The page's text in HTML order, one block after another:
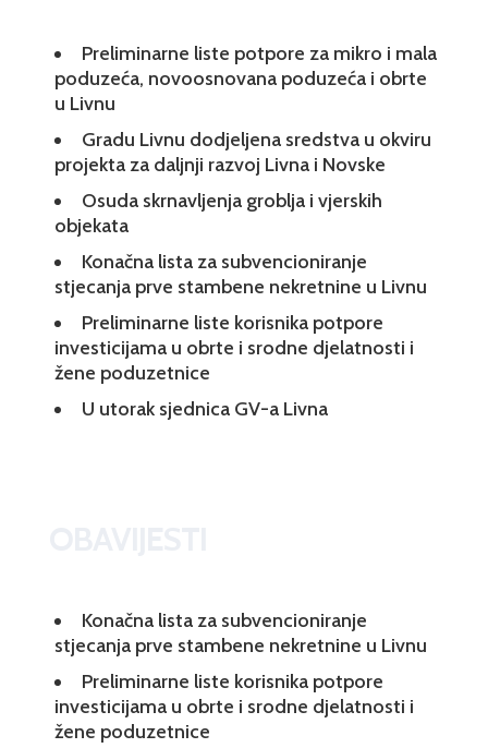
Preliminarne liste potpore za mikro i mala
poduzeća, novoosnovana poduzeća i obrte
u Livnu
Gradu Livnu dodjeljena sredstva u okviru
projekta za daljnji razvoj Livna i Novske
Osuda skrnavljenja groblja i vjerskih
objekata
Konačna lista za subvencioniranje
stjecanja prve stambene nekretnine u Livnu
Preliminarne liste korisnika potpore
investicijama u obrte i srodne djelatnosti i
žene poduzetnice
U utorak sjednica GV-a Livna
Konačna lista za subvencioniranje
stjecanja prve stambene nekretnine u Livnu
Preliminarne liste korisnika potpore
investicijama u obrte i srodne djelatnosti i
žene poduzetnice